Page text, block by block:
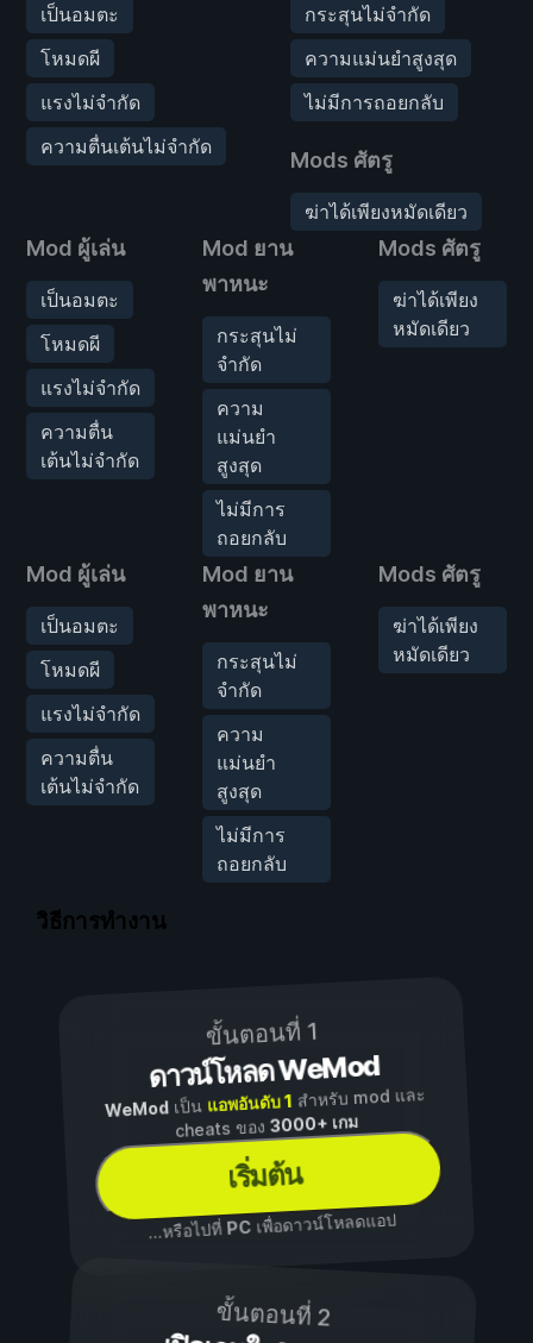
เป็นอมตะ
โหมดผี
แรงไม่จำกัด
ความตื่นเต้นไม่จำกัด
กระสุนไม่จำกัด
ความแม่นยำสูงสุด
ไม่มีการถอยกลับ
Mods ศัตรู
ฆ่าได้เพียงหมัดเดียว
Mod ผู้เล่น
เป็นอมตะ
โหมดผี
แรงไม่จำกัด
ความตื่น
เต้นไม่จำกัด
Mod ยาน
พาหนะ
กระสุนไม่
จำกัด
ความ
แม่นยำ
สูงสุด
ไม่มีการ
ถอยกลับ
Mods ศัตรู
ฆ่าได้เพียง
หมัดเดียว
Mod ผู้เล่น
เป็นอมตะ
โหมดผี
แรงไม่จำกัด
ความตื่น
เต้นไม่จำกัด
Mod ยาน
พาหนะ
กระสุนไม่
จำกัด
ความ
แม่นยำ
สูงสุด
ไม่มีการ
ถอยกลับ
Mods ศัตรู
ฆ่าได้เพียง
หมัดเดียว
วิธีการทำงาน
ขั้นตอนที่ 1
ดาวน์โหลด WeMod
WeModเป็น แอพอันดับ 1 สำหรับ mod และ
cheats ของ3000+ เกม
เริ่มต้น
...หรือไปที่ PCเพื่อดาวน์โหลดแอป
ขั้นตอนที่ 2